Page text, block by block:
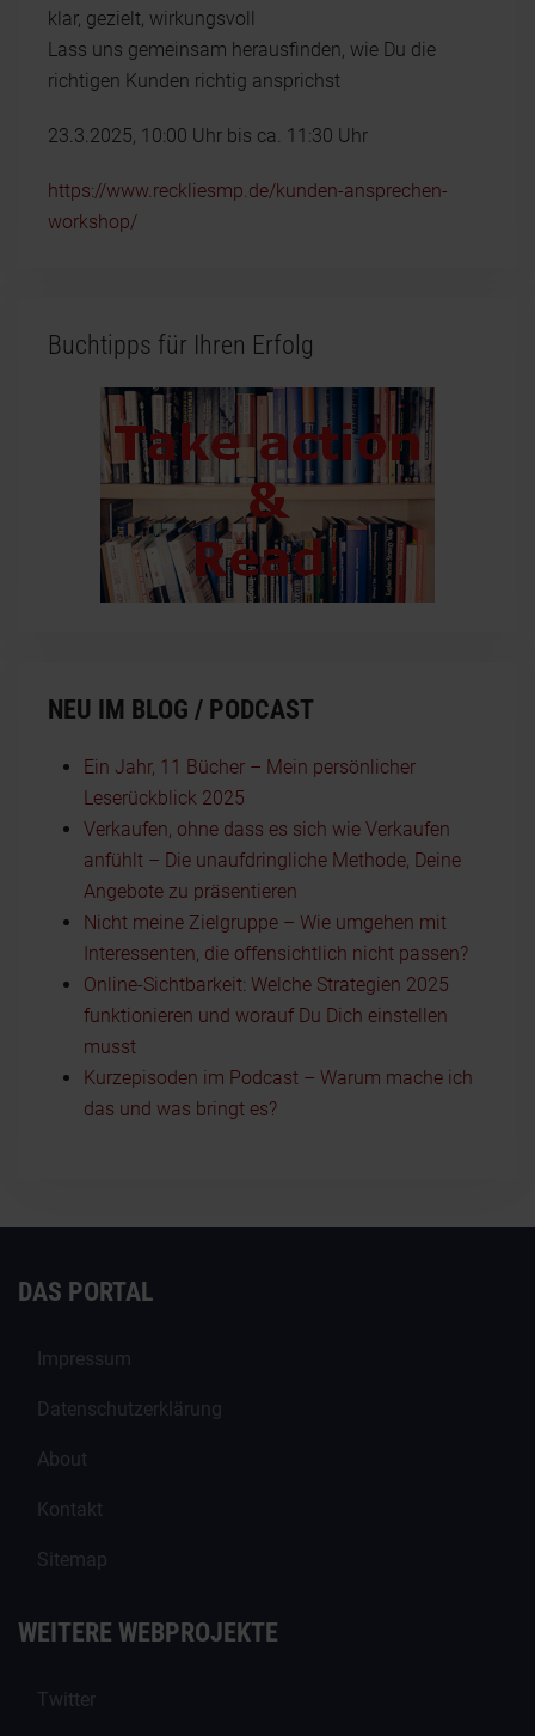
klar, gezielt, wirkungsvoll
Lass uns gemeinsam herausfinden, wie Du die
richtigen Kunden richtig ansprichst
23.3.2025, 10:00 Uhr bis ca. 11:30 Uhr
https://www.reckliesmp.de/kunden-ansprechen-
workshop/
Buchtipps für Ihren Erfolg
NEU IM BLOG / PODCAST
Ein Jahr, 11 Bücher – Mein persönlicher
Leserückblick 2025
Verkaufen, ohne dass es sich wie Verkaufen
anfühlt – Die unaufdringliche Methode, Deine
Angebote zu präsentieren
Nicht meine Zielgruppe – Wie umgehen mit
Interessenten, die offensichtlich nicht passen?
Online-Sichtbarkeit: Welche Strategien 2025
funktionieren und worauf Du Dich einstellen
musst
Kurzepisoden im Podcast – Warum mache ich
das und was bringt es?
DAS PORTAL
Impressum
Datenschutzerklärung
About
Kontakt
Sitemap
WEITERE WEBPROJEKTE
Twitter